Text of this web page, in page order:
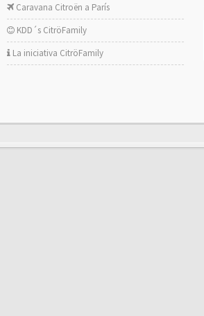
Caravana Citroën a París
KDD´s CitröFamily
La iniciativa CitröFamily